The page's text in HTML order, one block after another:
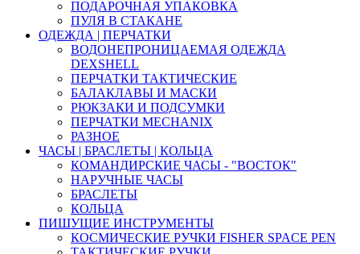
ПОДАРОЧНАЯ УПАКОВКА
ПУЛЯ В СТАКАНЕ
ОДЕЖДА | ПЕРЧАТКИ
ВОДОНЕПРОНИЦАЕМАЯ ОДЕЖДА
DEXSHELL
ПЕРЧАТКИ ТАКТИЧЕСКИЕ
БАЛАКЛАВЫ И МАСКИ
РЮКЗАКИ И ПОДСУМКИ
ПЕРЧАТКИ MECHANIX
РАЗНОЕ
ЧАСЫ | БРАСЛЕТЫ | КОЛЬЦА
КОМАНДИРСКИЕ ЧАСЫ - "ВОСТОК"
НАРУЧНЫЕ ЧАСЫ
БРАСЛЕТЫ
КОЛЬЦА
ПИШУЩИЕ ИНСТРУМЕНТЫ
КОСМИЧЕСКИЕ РУЧКИ FISHER SPACE PEN